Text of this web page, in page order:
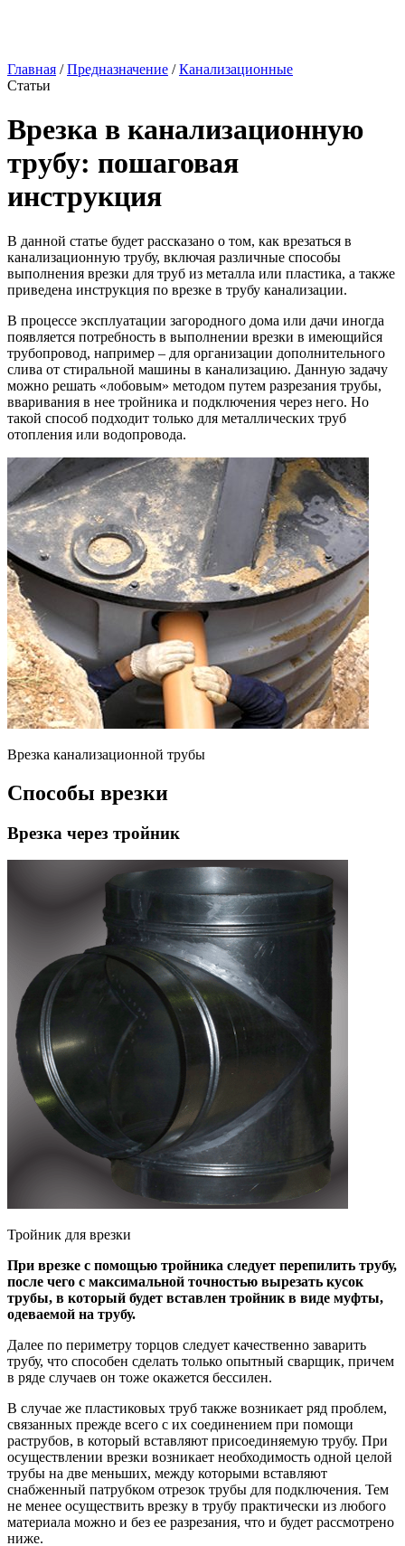
Главная /Предназначение /Канализационные
Статьи
Врезка в канализационную
трубу: пошаговая
инструкция
В данной статье будет рассказано о том, как врезаться в
канализационную трубу, включая различные способы
выполнения врезки для труб из металла или пластика, а также
приведена инструкция по врезке в трубу канализации.
В процессе эксплуатации загородного дома или дачи иногда
появляется потребность в выполнении врезки в имеющийся
трубопровод, например – для организации дополнительного
слива от стиральной машины в канализацию. Данную задачу
можно решать «лобовым» методом путем разрезания трубы,
вваривания в нее тройника и подключения через него. Но
такой способ подходит только для металлических труб
отопления или водопровода.
Врезка канализационной трубы
Способы врезки
Врезка через тройник
Тройник для врезки
При врезке с помощью тройника следует перепилить трубу,
после чего с максимальной точностью вырезать кусок
трубы, в который будет вставлен тройник в виде муфты,
одеваемой на трубу.
Далее по периметру торцов следует качественно заварить
трубу, что способен сделать только опытный сварщик, причем
в ряде случаев он тоже окажется бессилен.
В случае же пластиковых труб также возникает ряд проблем,
связанных прежде всего с их соединением при помощи
раструбов, в который вставляют присоединяемую трубу. При
осуществлении врезки возникает необходимость одной целой
трубы на две меньших, между которыми вставляют
снабженный патрубком отрезок трубы для подключения. Тем
не менее осуществить врезку в трубу практически из любого
материала можно и без ее разрезания, что и будет рассмотрено
ниже.